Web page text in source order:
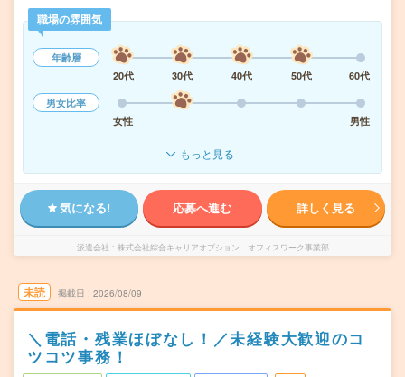
職場の雰囲気
年齢層
20代
30代 40代 50代
60代
男女比率
女性
男性
もっと見る
気になる! 応募へ進む 詳しく見る
派遣会社 株式会社綜合キャリアオプション オフィスワーク事業部
未読 掲載日 2026/08/09
＼電話・残業ほぼなし！／未経験大歓迎のコ
ツコツ事務！